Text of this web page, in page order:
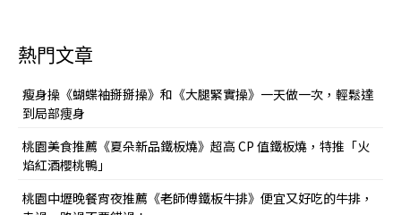
熱門文章
瘦身操《蝴蝶袖掰掰操》和《大腿緊實操》一天做一次，輕鬆達
到局部痩身
桃園美食推薦《夏朵新品鐵板燒》超高 CP 值鐵板燒，特推「火
焰紅酒櫻桃鴨」
桃園中壢晚餐宵夜推薦《老師傅鐵板牛排》便宜又好吃的牛排，